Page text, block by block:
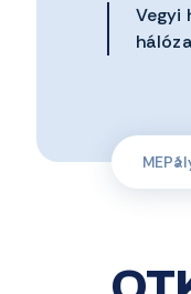
Vegyi
ME